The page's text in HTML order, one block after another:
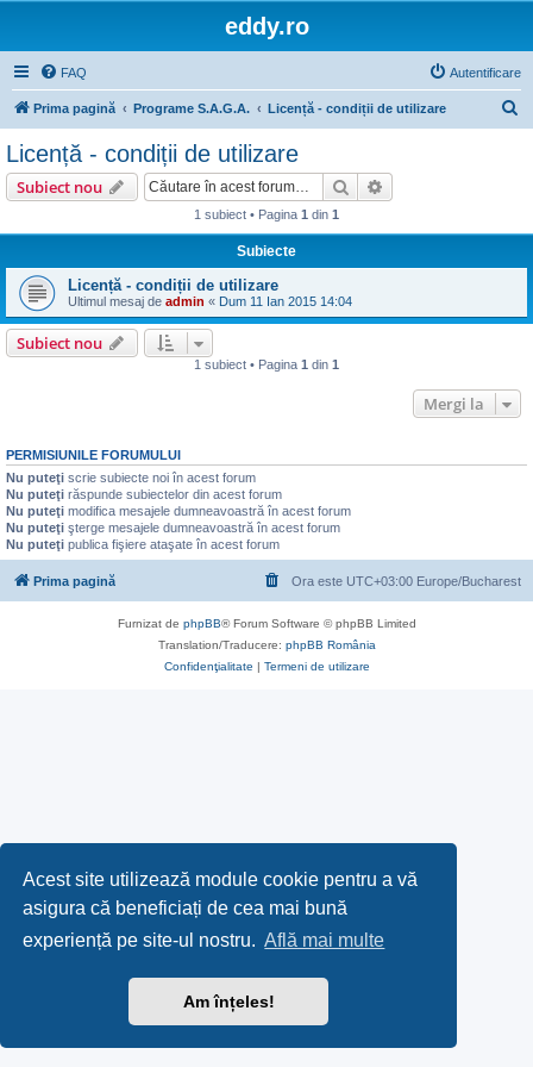
Acest site utilizează module cookie pentru a vă
asigura că beneficiați de cea mai bună
experiență pe site-ul nostru. Află mai multe
Am înțeles!
eddy.ro
FAQ Autentificare
Prima pagină Programe S.A.G.A. Licență - condiții de utilizare
Licență - condiții de utilizare
Subiect nou Căutare
1 subiect • Pagina 1 din 1
Subiecte
Licență - condiții de utilizare
Ultimul mesaj de admin « Dum 11 Ian 2015 14:04
Subiect nou
1 subiect • Pagina 1 din 1
Mergi la
PERMISIUNILE FORUMULUI
Nu puteţi scrie subiecte noi în acest forum
Nu puteţi răspunde subiectelor din acest forum
Nu puteţi modifica mesajele dumneavoastră în acest forum
Nu puteţi şterge mesajele dumneavoastră în acest forum
Nu puteţi publica fişiere ataşate în acest forum
Prima pagină Ora este UTC+03:00 Europe/Bucharest
Furnizat de phpBB® Forum Software © phpBB Limited
Translation/Traducere: phpBB România
Confidenţialitate | Termeni de utilizare